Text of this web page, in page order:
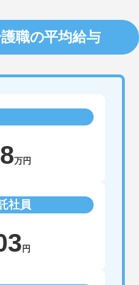
職の平均給与
万円
社員
円